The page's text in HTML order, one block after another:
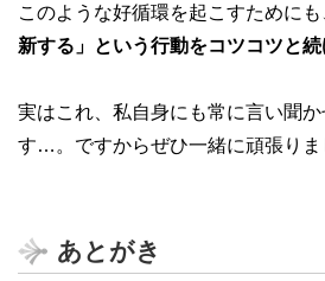
このような好循環を起こすために
新する」という行動をコツコツと続
実はこれ、私自身にも常に言い聞
す…。ですからぜひ一緒に頑張りま
あとがき